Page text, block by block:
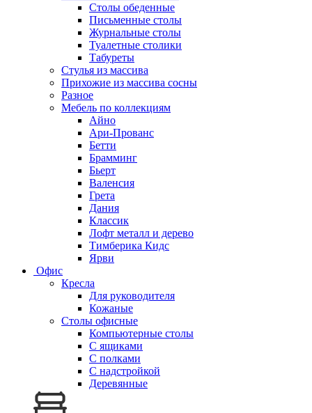
Столы обеденные
Письменные столы
Журнальные столы
Туалетные столики
Табуреты
Стулья из массива
Прихожие из массива сосны
Разное
Мебель по коллекциям
Айно
Ари-Прованс
Бетти
Брамминг
Бьерт
Валенсия
Грета
Дания
Классик
Лофт металл и дерево
Тимберика Кидс
Ярви
Офис
Кресла
Для руководителя
Кожаные
Столы офисные
Компьютерные столы
С ящиками
С полками
С надстройкой
Деревянные